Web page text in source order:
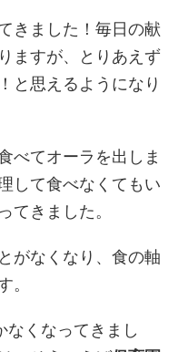
きました！毎日の献
ますが、とりあえず
と思えるようになり
べてオーラを出しま
して食べなくてもい
てきました。
がなくなり、食の軸
。
くなってきまし